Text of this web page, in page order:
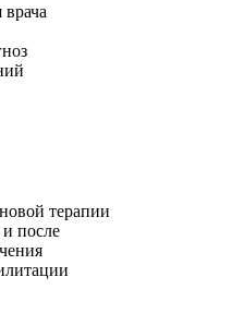
терапии
и после